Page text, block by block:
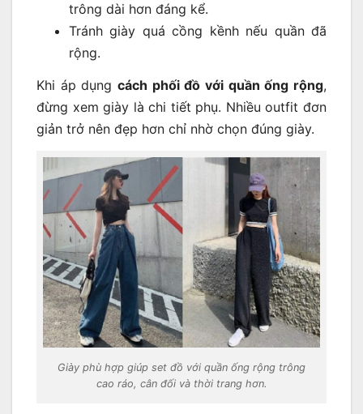
trông dài hơn đáng kể.
Tránh giày quá cồng kềnh nếu quần đã
rộng.
Khi áp dụng cách phối đồ với quần ống rộng,
đừng xem giày là chi tiết phụ. Nhiều outfit đơn
giản trở nên đẹp hơn chỉ nhờ chọn đúng giày.
Giày phù hợp giúp set đồ với quần ống rộng trông
cao ráo, cân đối và thời trang hơn.